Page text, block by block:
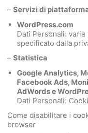
– Servizi di
WordPress.com
Dati Personali:
specificato dalla
– Statistica
Google Analytics,
Facebook Ads,
AdWords e
Dati Personali:
Come disabilitare i
browser